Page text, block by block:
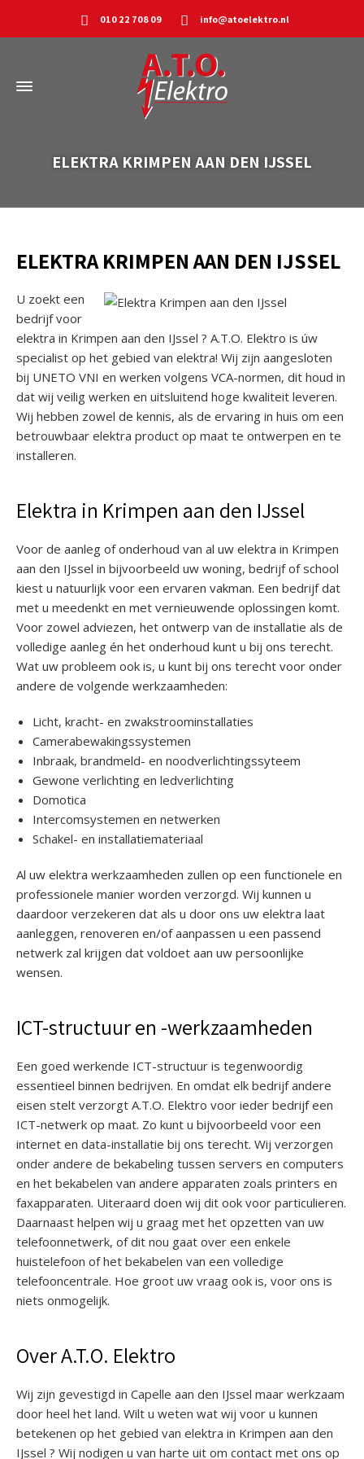
010 22 708 09 info@atoelektro.nl
ELEKTRA KRIMPEN AAN DEN IJSSEL
ELEKTRA KRIMPEN AAN DEN IJSSEL
U zoekt een
bedrijf voor
elektra in Krimpen aan den IJssel ? A.T.O. Elektro is úw
specialist op het gebied van elektra! Wij zijn aangesloten
bij UNETO VNI en werken volgens VCA-normen, dit houd in
dat wij veilig werken en uitsluitend hoge kwaliteit leveren.
Wij hebben zowel de kennis, als de ervaring in huis om een
betrouwbaar elektra product op maat te ontwerpen en te
installeren.
Elektra in Krimpen aan den IJssel
Voor de aanleg of onderhoud van al uw elektra in Krimpen
aan den IJssel in bijvoorbeeld uw woning, bedrijf of school
kiest u natuurlijk voor een ervaren vakman. Een bedrijf dat
met u meedenkt en met vernieuwende oplossingen komt.
Voor zowel adviezen, het ontwerp van de installatie als de
volledige aanleg én het onderhoud kunt u bij ons terecht.
Wat uw probleem ook is, u kunt bij ons terecht voor onder
andere de volgende werkzaamheden:
Licht, kracht- en zwakstroominstallaties
Camerabewakingssystemen
Inbraak, brandmeld- en noodverlichtingssyteem
Gewone verlichting en ledverlichting
Domotica
Intercomsystemen en netwerken
Schakel- en installatiemateriaal
Al uw elektra werkzaamheden zullen op een functionele en
professionele manier worden verzorgd. Wij kunnen u
daardoor verzekeren dat als u door ons uw elektra laat
aanleggen, renoveren en/of aanpassen u een passend
netwerk zal krijgen dat voldoet aan uw persoonlijke
wensen.
ICT-structuur en -werkzaamheden
Een goed werkende ICT-structuur is tegenwoordig
essentieel binnen bedrijven. En omdat elk bedrijf andere
eisen stelt verzorgt A.T.O. Elektro voor ieder bedrijf een
ICT-netwerk op maat. Zo kunt u bijvoorbeeld voor een
internet en data-installatie bij ons terecht. Wij verzorgen
onder andere de bekabeling tussen servers en computers
en het bekabelen van andere apparaten zoals printers en
faxapparaten. Uiteraard doen wij dit ook voor particulieren.
Daarnaast helpen wij u graag met het opzetten van uw
telefoonnetwerk, of dit nou gaat over een enkele
huistelefoon of het bekabelen van een volledige
telefooncentrale. Hoe groot uw vraag ook is, voor ons is
niets onmogelijk.
Over A.T.O. Elektro
Wij zijn gevestigd in Capelle aan den IJssel maar werkzaam
door heel het land. Wilt u weten wat wij voor u kunnen
betekenen op het gebied van elektra in Krimpen aan den
IJssel ? Wij nodigen u van harte uit om contact met ons op